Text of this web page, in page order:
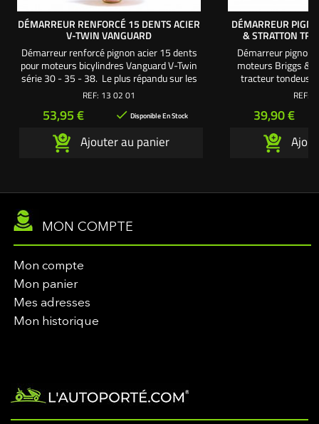
DÉMARREUR RENFORCÉ 15 DENTS ACIER
V-TWIN VANGUARD
Démarreur renforcé pignon acier 15 dents
pour moteurs bicylindres Vanguard V-Twin
série 30 - 35 - 38. Le plus répandu sur les
tracteurs tondeuses autoportées V-Twin 14
entraxe 58 mm.
REF: 13 02 01
Prix
53,95 €  Disponible En Stock
Ajouter au panier
DÉMARREUR
& STRATTON
Démarreur pignon
moteurs Briggs &
tracteur tondeuse
répandu sur les
Hauteur du fût
Fixations 2
REF:
Prix
39,90 €
MON COMPTE
Mon compte
Mon panier
Mes adresses
Mon historique